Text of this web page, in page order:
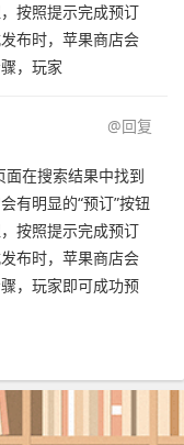
按照提示完成预订
布时，苹果商店会
，玩家
@回复
面在搜索结果中找到
有明显的“预订”按钮
按照提示完成预订
布时，苹果商店会
，玩家即可成功预